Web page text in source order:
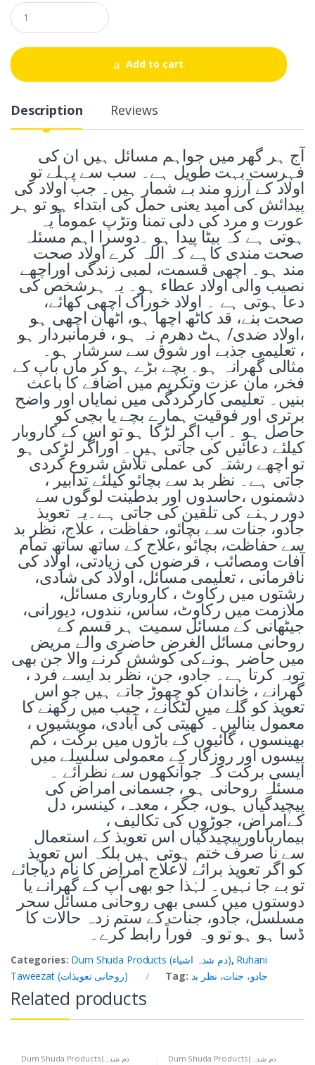
Q
u
a
t
i
Add to cart
Description Reviews
آج ہر گھر میں جواہم مسائل ہیں ان کی
فہرست بہت طویل ہے۔ سب سے پہلے تو
اولاد کے آرزو مند بے شمار ہیں۔ جب اولاد کی
پیدائش کی امید یعنی حمل کی ابتداء ہو تو ہر
عورت و مرد کی دلی تمنا وتڑپ عموماً یہ
ہوتی ہے کہ بیٹا پیدا ہو ۔دوسرا اہم مسئلہ
صحت مندی کاہے کہ اللہ کرے اولاد صحت
مند ہو۔ اچھی قسمت، لمبی زندگی اوراچھے
نصیب والی اولاد عطاء ہو۔ یہ ہرشخص کی
دعا ہوتی ہے ۔ اولاد خوراک اچھی کھائے،
صحت بنے، قد کاٹھ اچھا ہو، اٹھان اچھی ہو
،اولاد ضدی/ ہٹ دھرم نہ ہو ، فرمانبردار ہو
، تعلیمی جذبے اور شوق سے سرشار ہو۔
مثالی گھرانہ ہو۔ بچے بڑے ہو کر ماں باپ کے
فخر، مان عزت وتکریم میں اضافے کا باعث
بنیں۔ تعلیمی کارکردگی میں نمایاں اور واضح
برتری اور فوقیت ہمارے بچے یا بچی کو
حاصل ہو ۔ اب اگر لڑکا ہو تو اس کے کاروبار
کیلئے دعائیں کی جاتی ہیں۔ اوراگر لڑکی ہو
تو اچھے رشتہ کی عملی تلاش شروع کردی
جاتی ہے۔ نظر بد سے بچائو کیلئے تدابیر ،
دشمنوں ،حاسدوں اور بدطینت لوگوں سے
دور رہنے کی تلقین کی جاتی ہے۔یہ تعویذ
جادو، جنات سے بچائو، حفاظت ، علاج، نظر بد
سے حفاظت، بچائو ،علاج کے ساتھ ساتھ تمام
آفات ومصائب ، قرضوں کی زیادتی، اولاد کی
نافرمانی ، تعلیمی مسائل، اولاد کی شادی،
رشتوں میں رکاوٹ ، کاروباری مسائل،
ملازمت میں رکاوٹ، ساس، نندوں، دیورانی،
جیٹھانی کے مسائل سمیت ہر قسم کے
روحانی مسائل الغرض حاضری والے مریض
میں حاضر ہونےکی کوشش کرنے والا جن بھی
توبہ کرتا ہے۔ جادو، جن، نظر بد ایسے فرد ،
گھرانے ، خاندان کو چھوڑ جاتے ہیں جو اس
تعویذ کو گلے میں لٹکانے ، جیب میں رکھنے کا
معمول بنالیں۔ کھیتی کی آبادی، مویشیوں ،
بھینسوں ، گائیوں کے باڑوں میں برکت ، کم
پیسوں اور روزگار کے معمولی سلسلے میں
ایسی برکت کہ جوآنکھوں سے نظرآئے ۔
مسئلہ روحانی ہو ، جسمانی امراض کی
پیچیدگیاں ہوں، جگر ، معدہ، کینسر، دل
کےامراض، جوڑوں کی تکالیف ،
بیماریاںاورپیچیدگیاں اس تعویذ کے استعمال
سے نا صرف ختم ہوتی ہیں بلکہ اس تعویذ
کو اگر تعویذ برائے لاعلاج امراض کا نام دیاجائے
تو بے جا نہیں۔ لہٰذا جو بھی آپ کے گھرانے یا
دوستوں میں کسی بھی روحانی مسائل سحر
مسلسل، جادو، جنات کے ستم زدہ حالات کا
ڈسا ہو ہو تو وہ فوراً رابط کرے۔
Categories: Dum Shuda Products (دم شدہ اشیاء), Ruhani
Taweezat (روحانی تعویذات)
Tag: جادو، جنات، نظر بد
Related products
Dum Shuda Products (دم شدہ Dum Shuda Products (دم شدہ